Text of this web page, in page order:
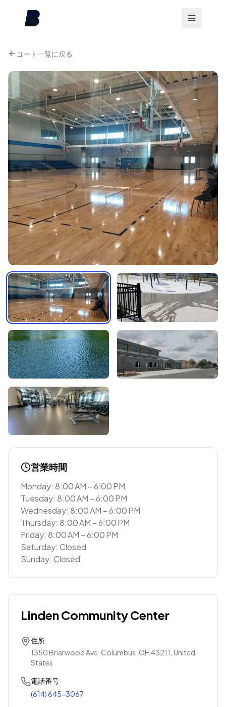
コート一覧に戻る
営業時間
Monday: 8:00 AM – 6:00 PM
Tuesday: 8:00 AM – 6:00 PM
Wednesday: 8:00 AM – 6:00 PM
Thursday: 8:00 AM – 6:00 PM
Friday: 8:00 AM – 6:00 PM
Saturday: Closed
Sunday: Closed
Linden Community Center
住所
1350 Briarwood Ave, Columbus, OH 43211, United
States
電話番号
(614) 645-3067